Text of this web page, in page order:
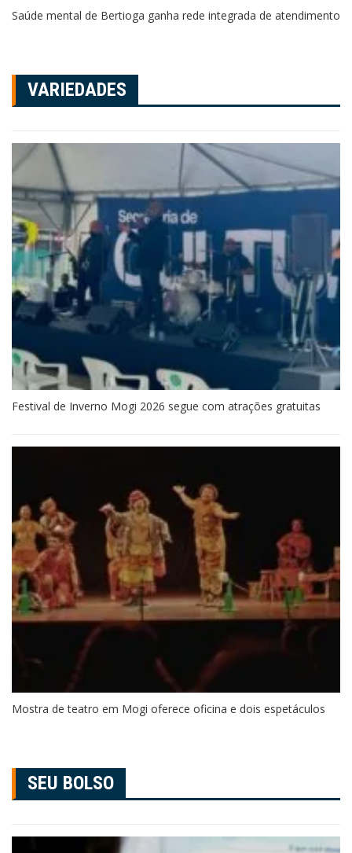
Saúde mental de Bertioga ganha rede integrada de atendimento
VARIEDADES
Festival de Inverno Mogi 2026 segue com atrações gratuitas
Mostra de teatro em Mogi oferece oficina e dois espetáculos
SEU BOLSO